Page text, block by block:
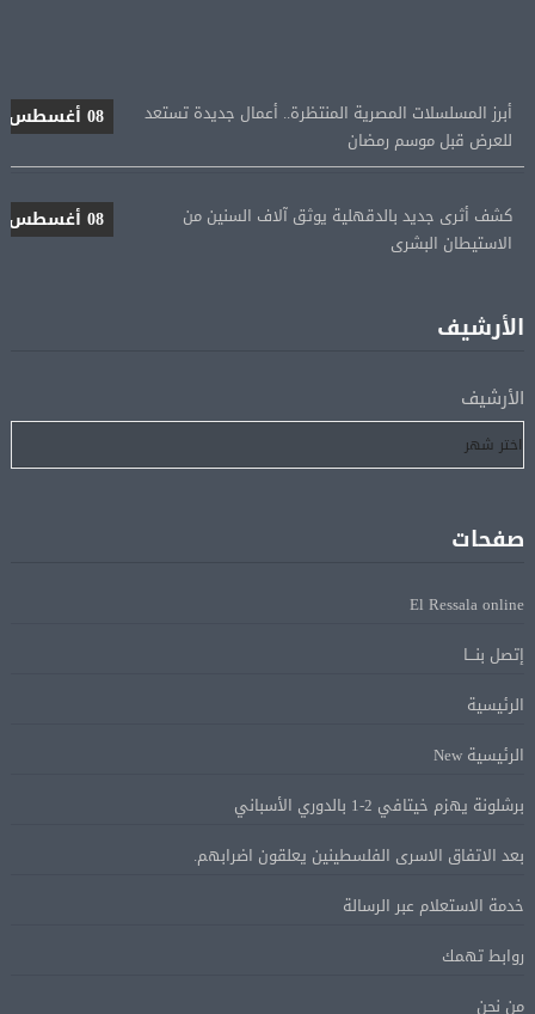
للعرض قبل موسم رمضان
الاستيطان البشرى
المؤهلة لأولمبياد 2028
إسبانيا تعيد فرض الرقابة على حدودها مع إيطاليا وسط
خلاف متصاعد بشأن الهجرة
الرئيس الإيرانى: الظروف الراهنة فرصة للتوصل إلى اتفاق
Alcool américain au Canada: «Carney risque d’être pris en
«Aucune négociation ne peut être bonne avec
spécialiste en droit commercial
إلى 6,4%
الأرشيف
الأرشيف
صفحات
El Ressala online
إتصل بنـــا
الرئيسية
الرئيسية New
برشلونة يهزم خيتافي 2-1 بالدوري الأسباني
بعد الاتفاق الاسرى الفلسطينين يعلقون اضرابهم.
خدمة الاستعلام عبر الرسالة
روابط تهمك
من نحن